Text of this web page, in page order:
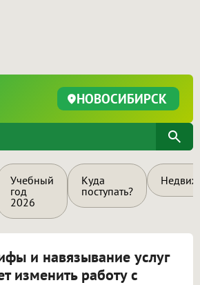
НОВОСИБИРСК
Учебный
год
2026
Куда
поступать?
и навязывание услуг
изменить работу с